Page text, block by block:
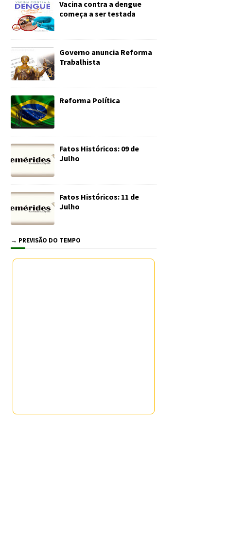
Vacina contra a dengue
começa a ser testada
Governo anuncia Reforma
Trabalhista
Reforma Política
Fatos Históricos: 09 de
Julho
Fatos Históricos: 11 de
Julho
→ PREVISÃO DO TEMPO